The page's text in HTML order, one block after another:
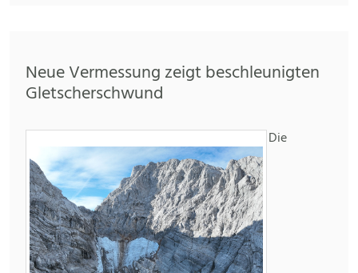
Neue Vermessung zeigt beschleunigten
Gletscherschwund
Die